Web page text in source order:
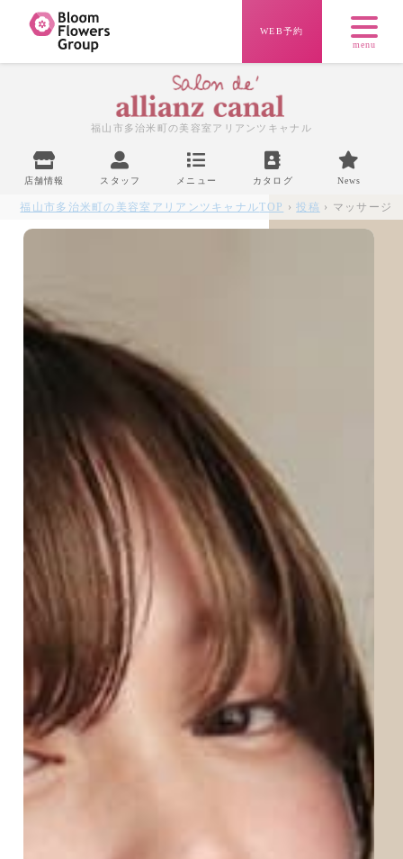
WEB予約
menu
福山市多治米町の美容室 アリアンツキャナル
店舗情報 スタッフ メニュー カタログ News
福山市多治米町の美容室アリアンツキャナルTOP ›投稿 › マッサージ